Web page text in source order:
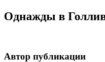
Однажды в
Автор публикации